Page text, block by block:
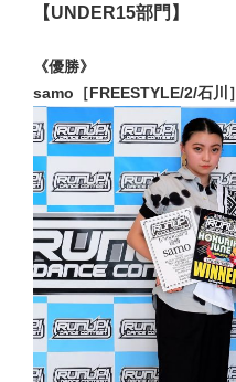
【UNDER15部門】
《優勝》
samo［FREESTYLE/2/石川］